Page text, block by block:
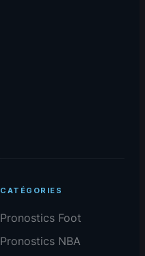
CATÉGORIES
Pronostics Foot
Pronostics NBA